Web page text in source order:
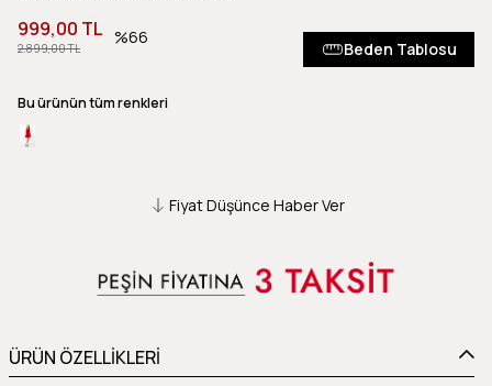
2.899,00 TL
999,00 TL 66
Beden Tablosu
Bu ürünün tüm renkleri
Fiyat Düşünce Haber Ver
ÜRÜN ÖZELLİKLERİ